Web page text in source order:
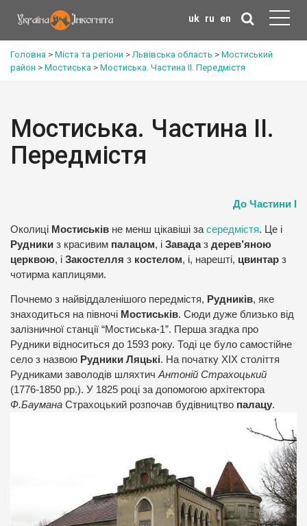
uk ru en
Головна > Міста та регіони >Львівська область > Мостиський
район > Мостиська > Мостиська. Частина ІІ. Передмістя
Мостиська. Частина ІІ.
Передмістя
До Частини І
Околиці Мостиськів не менш цікавіші за середмістя. Це і
Рудники з красивим палацом, і Завадаз дерев’яною
церквою, і Закостелля з костелом, і, нарешті, цвинтар з
чотирма каплицями.
Почнемо з найвіддаленішого передмістя, Рудників, яке
знаходиться на півночі Мостиськів. Сюди дуже близько від
залізничної станції “Мостиська-1”. Перша згадка про
Рудники відноситься до 1593 року. Тоді це було самостійне
село з назвою Рудники Ляцькі. На початку ХІХ століття
Рудниками заволодів шляхтичАнтоній Страхоцький
(1776-1850 рр.). У 1825 році за допомогою архітектора
Ф.Баумана Страхоцький розпочав будівництво палацу.